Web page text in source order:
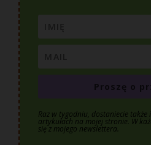
Proszę o
Raz w tygodniu, dostaniecie
artykułach na mojej stronie. W
się z mojego newslettera.